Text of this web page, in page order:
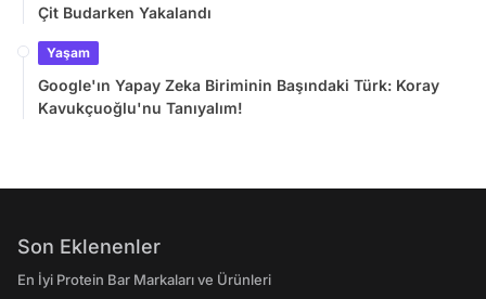
Çit Budarken Yakalandı
Yaşam
Google'ın Yapay Zeka Biriminin Başındaki Türk: Koray
Kavukçuoğlu'nu Tanıyalım!
Son Eklenenler
En İyi Protein Bar Markaları ve Ürünleri